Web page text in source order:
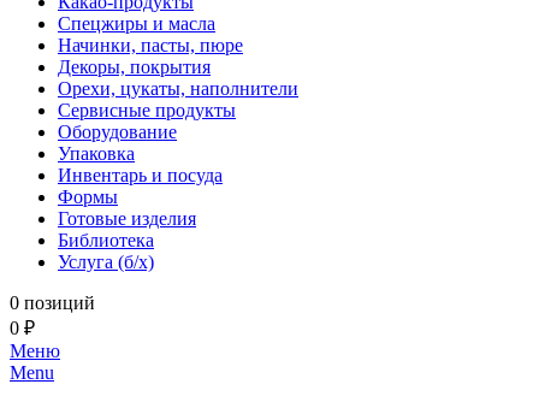
Спецжиры и масла
Начинки, пасты, пюре
Декоры, покрытия
Орехи, цукаты, наполнители
Сервисные продукты
Оборудование
Упаковка
Инвентарь и посуда
Формы
Готовые изделия
Библиотека
Услуга (б/х)
0 позиций
0 ₽
Меню
Menu